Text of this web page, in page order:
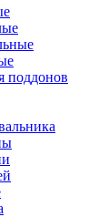
поддонов